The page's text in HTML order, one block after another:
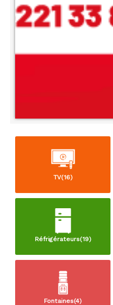
TV(16)
Réfrigérateurs(19)
Fontaines(4)